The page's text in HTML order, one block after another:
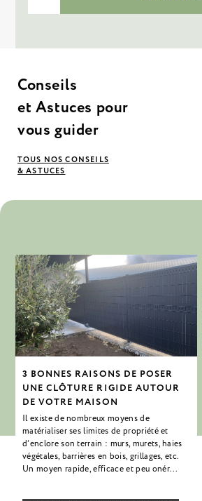
Conseils
et Astuces pour
vous guider
TOUS NOS CONSEILS
& ASTUCES
3 BONNES RAISONS DE POSER
UNE CLÔTURE RIGIDE AUTOUR
DE VOTRE MAISON
Il existe de nombreux moyens de
matérialiser ses limites de propriété et
d’enclore son terrain : murs, murets, haies
végétales, barrières en bois, grillages, etc.
Un moyen rapide, efficace et peu onér...